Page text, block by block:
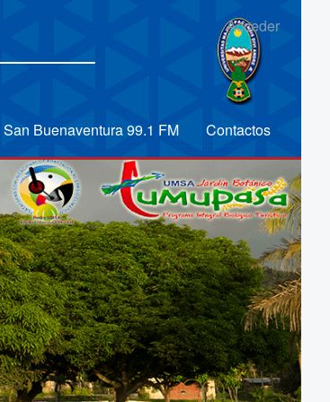
Acceder
Buenaventura 99.1 FM Contactos